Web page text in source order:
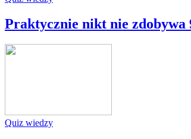
Praktycznie nikt nie
Quiz wiedzy